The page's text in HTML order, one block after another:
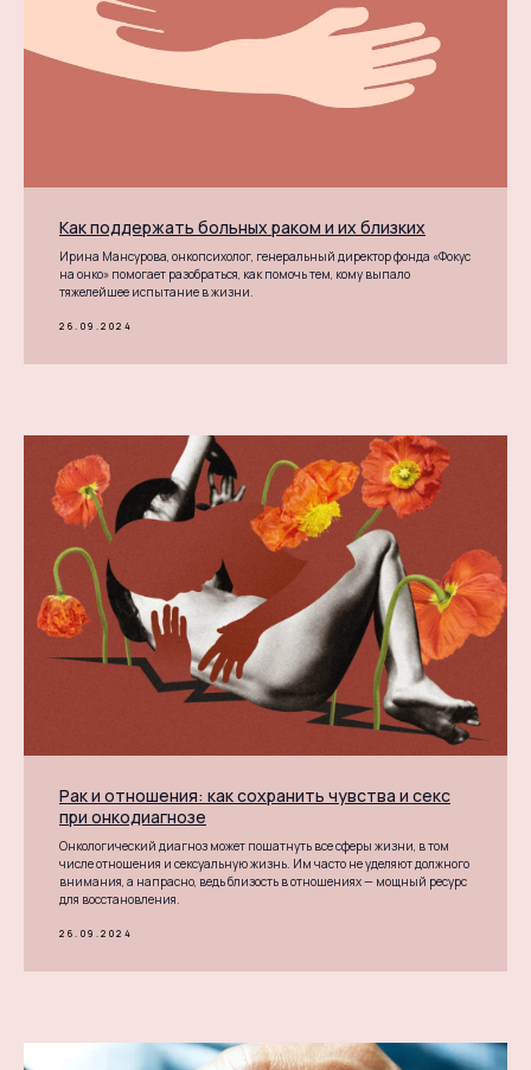
Как поддержать больных раком и их близких
Ирина Мансурова, онкопсихолог, генеральный директор фонда «Фокус
на онко» помогает разобраться, как помочь тем, кому выпало
тяжелейшее испытание в жизни.
26.09.2024
Рак и отношения: как сохранить чувства и секс
при онкодиагнозе
Онкологический диагноз может пошатнуть все сферы жизни, в том
числе отношения и сексуальную жизнь. Им часто не уделяют должного
внимания, а напрасно, ведь близость в отношениях — мощный ресурс
для восстановления.
26.09.2024